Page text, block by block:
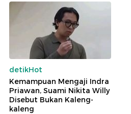
detikHot
Kemampuan Mengaji Indra
Priawan, Suami Nikita Willy
Disebut Bukan Kaleng-
kaleng